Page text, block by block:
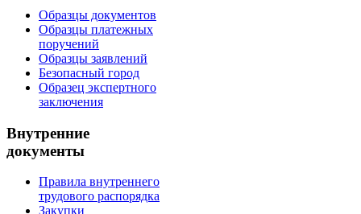
Образцы документов
Образцы платежных
поручений
Образцы заявлений
Безопасный город
Образец экспертного
заключения
Внутренние
документы
Правила внутреннего
трудового распорядка
Закупки